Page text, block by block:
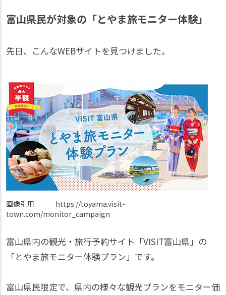
富山県民が対象の「とやま旅モニター体験」
先日、こんなWEBサイトを見つけました。
画像引用 https://toyama.visit-
town.com/monitor_campaign
富山県内の観光・旅行予約サイト「VISIT富山県」の
「とやま旅モニター体験プラン」です。
富山県民限定で、県内の様々な観光プランをモニター価